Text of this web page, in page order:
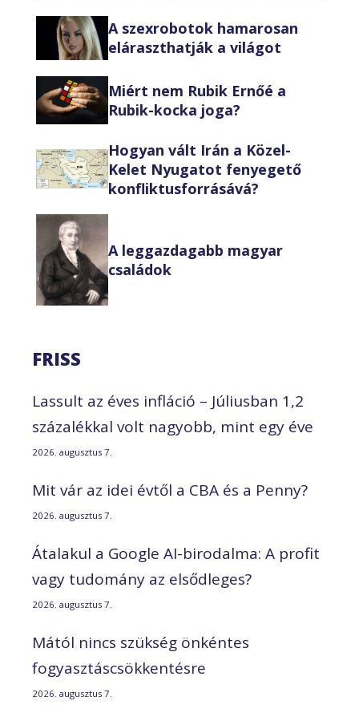
A szexrobotok hamarosan
eláraszthatják a világot
Miért nem Rubik Ernőé a
Rubik-kocka joga?
Hogyan vált Irán a Közel-
Kelet Nyugatot fenyegető
konfliktusforrásává?
A leggazdagabb magyar
családok
FRISS
Lassult az éves infláció – Júliusban 1,2
százalékkal volt nagyobb, mint egy éve
2026. augusztus 7.
Mit vár az idei évtől a CBA és a Penny?
2026. augusztus 7.
Átalakul a Google AI-birodalma: A profit
vagy tudomány az elsődleges?
2026. augusztus 7.
Mától nincs szükség önkéntes
fogyasztáscsökkentésre
2026. augusztus 7.